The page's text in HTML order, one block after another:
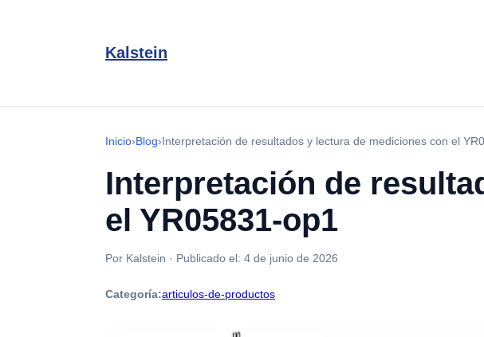
Kalstein
Inicio›Blog›Interpretación de resultados y lectura de mediciones con el
Interpretación de
el YR05831-op1
Por Kalstein · Publicado el: 4 de junio de 2026
Categoría:articulos-de-productos